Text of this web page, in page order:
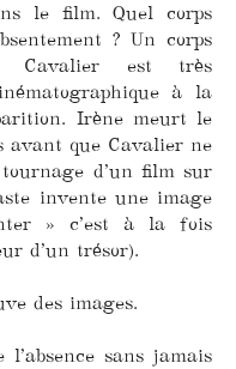
le film. Quel corps
? Un corps
Cavalier est très
à la
Irène meurt le
avant que Cavalier ne
d’un film sur
invente une image
» c’est à la fois
d’un trésor).
des images.
sans jamais